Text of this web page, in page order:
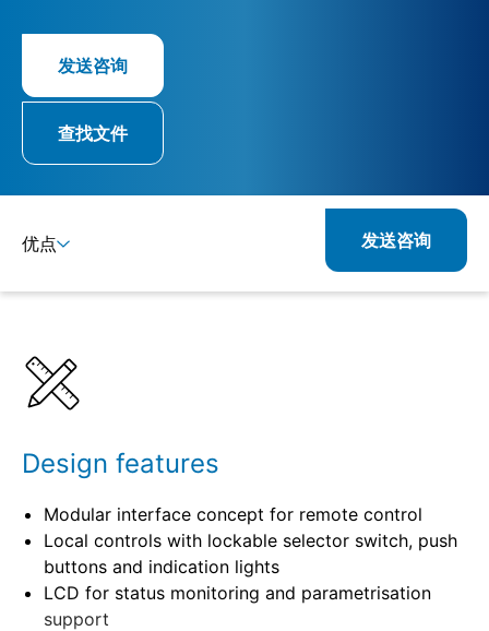
发送咨询
查找文件
优点 发送咨询
Design features
Modular interface concept for remote control
Local controls with lockable selector switch, push
buttons and indication lights
LCD for status monitoring and parametrisation
support